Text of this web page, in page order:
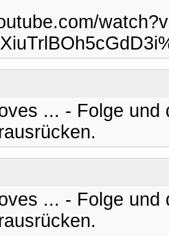
... - Folge
... - Folge